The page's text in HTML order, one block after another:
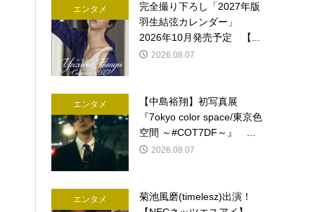
エンタメ
完全撮り下ろし「2027年版
羽生結弦カレンダー」
2026年10月発売予定 【...
2026.08.07
エンタメ
【中島裕翔】初写真展
『7okyo color space/東京色
空間 ～#COT7DF～』 ...
2026.08.07
エンタメ
菊池風磨(timelesz)出演！